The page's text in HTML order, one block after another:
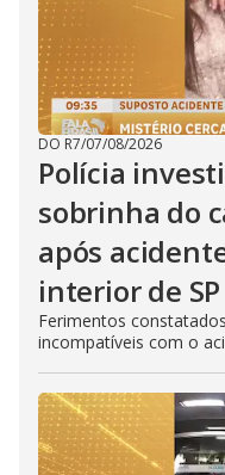
DO R7/07/08/2026
Polícia
sobrinha do
após
interior de SP
Ferimentos
incompatíveis com o